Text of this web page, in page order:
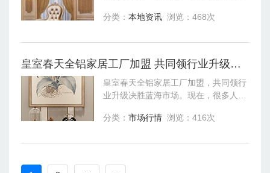
居的先行者，欧美尼全铝家具通过多年
术运用
分类： 本地资讯 浏览：468次
皇室春天全铝家居工厂加盟 共同领行业升级决胜蓝海市场
皇室春天全铝家居工厂加盟，共同领行
业升级决胜蓝海市场。现在，很多人都
产品是很重要的，好的材料会有好的优
铝家居
分类： 市场行情 浏览：416次